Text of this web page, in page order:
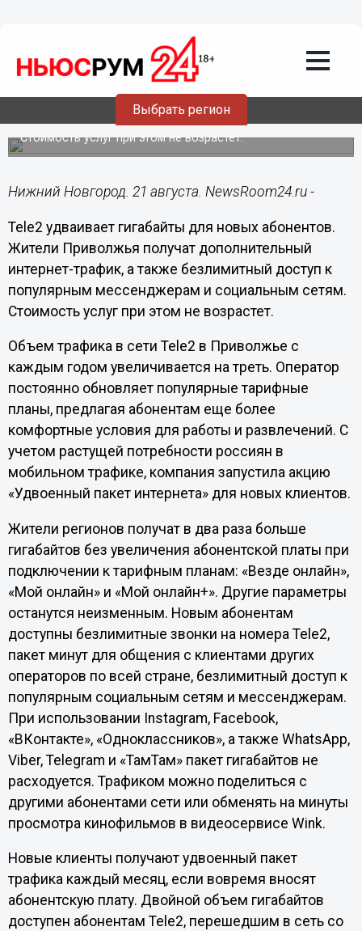
Выбрать регион
21.08.202112:13
Новые абоненты Tele2 получат в два
раза больше интернета
Стоимость услуг при этом не возрастет.
Нижний Новгород. 21 августа. NewsRoom24.ru -
Tele2 удваивает гигабайты для новых абонентов.
Жители Приволжья получат дополнительный
интернет-трафик, а также безлимитный доступ к
популярным мессенджерам и социальным сетям.
Стоимость услуг при этом не возрастет.
Объем трафика в сети Tele2 в Приволжье с
каждым годом увеличивается на треть. Оператор
постоянно обновляет популярные тарифные
планы, предлагая абонентам еще более
комфортные условия для работы и развлечений. С
учетом растущей потребности россиян в
мобильном трафике, компания запустила акцию
«Удвоенный пакет интернета» для новых клиентов.
Жители регионов получат в два раза больше
гигабайтов без увеличения абонентской платы при
подключении к тарифным планам: «Везде онлайн»,
«Мой онлайн» и «Мой онлайн+». Другие параметры
останутся неизменным. Новым абонентам
доступны безлимитные звонки на номера Tele2,
пакет минут для общения с клиентами других
операторов по всей стране, безлимитный доступ к
популярным социальным сетям и мессенджерам.
При использовании Instagram, Facebook,
«ВКонтакте», «Одноклассников», а также WhatsApp,
Viber, Telegram и «ТамТам» пакет гигабайтов не
расходуется. Трафиком можно поделиться с
другими абонентами сети или обменять на минуты
просмотра кинофильмов в видеосервисе Wink.
Новые клиенты получают удвоенный пакет
трафика каждый месяц, если вовремя вносят
абонентскую плату. Двойной объем гигабайтов
доступен абонентам Tele2, перешедшим в сеть со